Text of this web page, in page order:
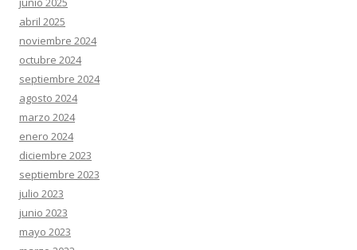
abril 2025
noviembre 2024
octubre 2024
septiembre 2024
agosto 2024
marzo 2024
enero 2024
diciembre 2023
septiembre 2023
julio 2023
junio 2023
mayo 2023